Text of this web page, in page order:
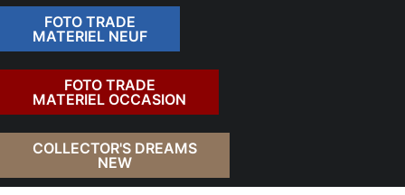
FOTO TRADE
MATERIEL NEUF
FOTO TRADE
MATERIEL OCCASION
COLLECTOR'S DREAMS
NEW
RETOUR